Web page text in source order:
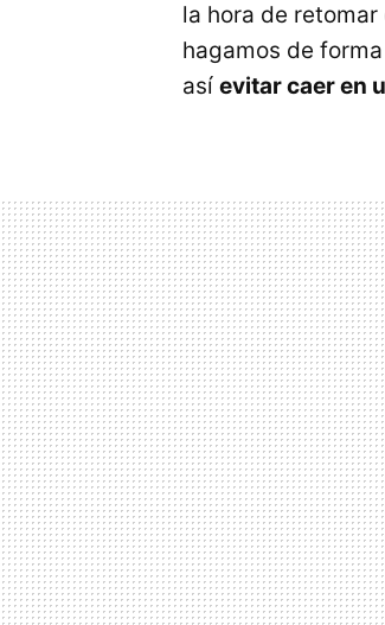
la hora de
hagamos de
así evitar caer en